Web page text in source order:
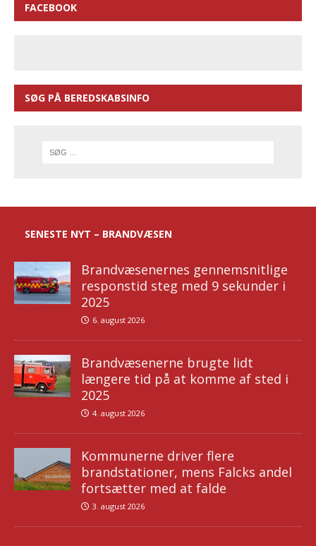
FACEBOOK
SØG PÅ BEREDSKABSINFO
SENESTE NYT – BRANDVÆSEN
Brandvæsenernes gennemsnitlige
responstid steg med 9 sekunder i
2025
6. august 2026
Brandvæsenerne brugte lidt
længere tid på at komme af sted i
2025
4. august 2026
Kommunerne driver flere
brandstationer, mens Falcks andel
fortsætter med at falde
3. august 2026